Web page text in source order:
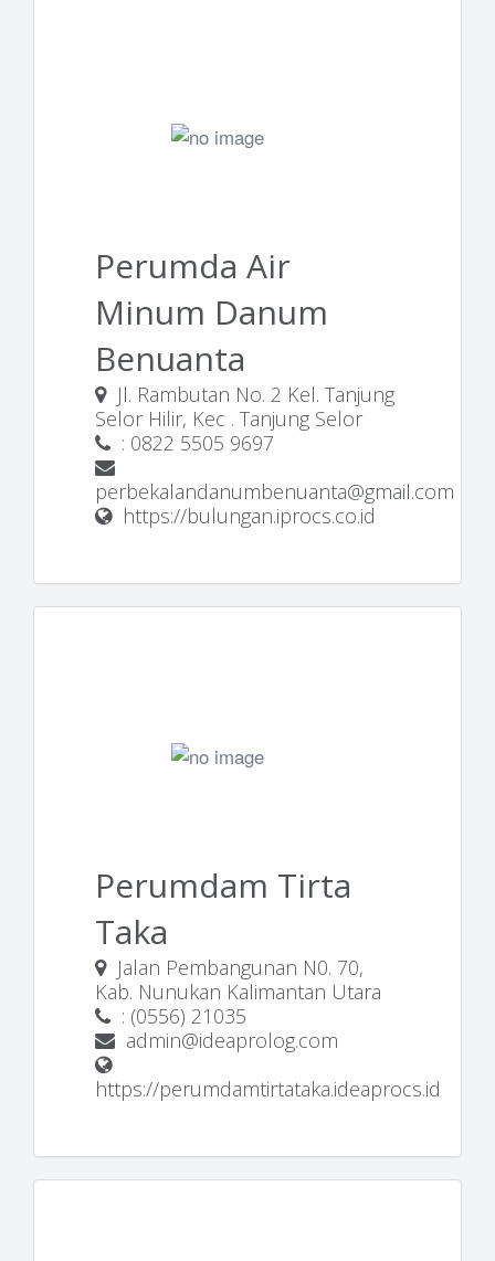
Perumda Air
Minum Danum
Benuanta
Jl. Rambutan No. 2 Kel. Tanjung
Selor Hilir, Kec . Tanjung Selor
: 0822 5505 9697
perbekalandanumbenuanta@gmail.com
https://bulungan.iprocs.co.id
Perumdam Tirta
Taka
Jalan Pembangunan N0. 70,
Kab. Nunukan Kalimantan Utara
: (0556) 21035
admin@ideaprolog.com
https://perumdamtirtataka.ideaprocs.id